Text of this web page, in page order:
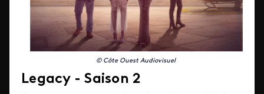
© Côte Ouest Audiovisuel
Legacy - Saison 2